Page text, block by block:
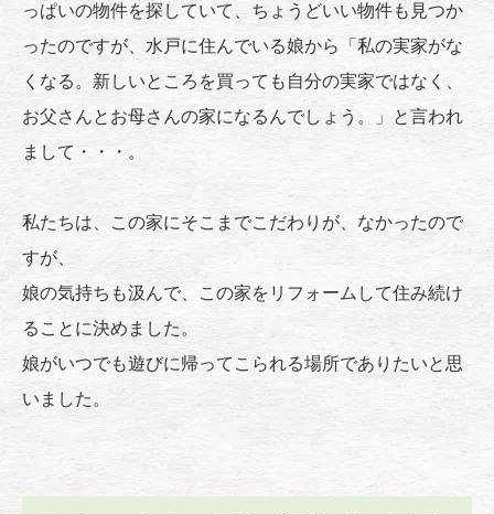
っぱいの物件を探していて、ちょうどいい物件も見つか
ったのですが、水戸に住んでいる娘から「私の実家がな
くなる。新しいところを買っても自分の実家ではなく、
お父さんとお母さんの家になるんでしょう。」と言われ
まして・・・。
私たちは、この家にそこまでこだわりが、なかったので
すが、
娘の気持ちも汲んで、この家をリフォームして住み続け
ることに決めました。
娘がいつでも遊びに帰ってこられる場所でありたいと思
いました。